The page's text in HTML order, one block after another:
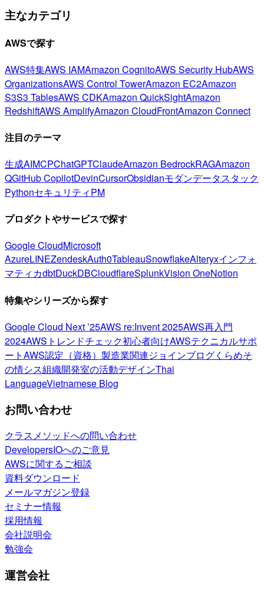
主なカテゴリ
AWSで探す
AWS特集AWS IAMAmazon CognitoAWS Security HubAWS
OrganizationsAWS Control TowerAmazon EC2Amazon
S3S3 TablesAWS CDKAmazon QuickSightAmazon
RedshiftAWS AmplifyAmazon CloudFrontAmazon Connect
注目のテーマ
生成AIMCPChatGPTClaudeAmazon BedrockRAGAmazon
QGitHub CopilotDevinCursorObsidianモダンデータスタック
PythonセキュリティPM
プロダクトやサービスで探す
Google CloudMicrosoft
AzureLINEZendeskAuth0TableauSnowflakeAlteryxインフォ
マティカdbtDuckDBCloudflareSplunkVision OneNotion
特集やシリーズから探す
Google Cloud Next ’25AWS re:Invent 2025AWS再入門
2024AWSトレンドチェック初心者向けAWSテクニカルサポ
ートAWS認定（資格） 製造業関連ジョインブログくらめそ
の情シス組織開発室の活動デザインThai
LanguageVietnamese Blog
お問い合わせ
クラスメソッドへの問い合わせ
DevelopersIOへのご意見
AWSに関するご相談
資料ダウンロード
メールマガジン登録
セミナー情報
採用情報
会社説明会
勉強会
運営会社